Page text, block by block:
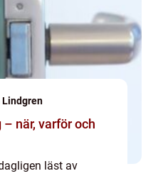
när, varför och
läst av